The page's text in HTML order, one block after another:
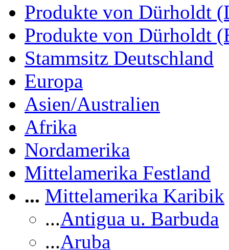
Produkte von Dürholdt
Produkte von Dürholdt
Stammsitz Deutschland
Europa
Asien/Australien
Afrika
Nordamerika
Mittelamerika Festland
... Mittelamerika Karibik
...Antigua u. Barbuda
...Aruba